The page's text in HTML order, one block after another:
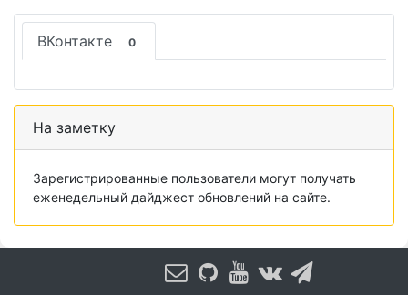
ВКонтакте 0
На заметку
Зарегистрированные пользователи могут получать
еженедельный дайджест обновлений на сайте.